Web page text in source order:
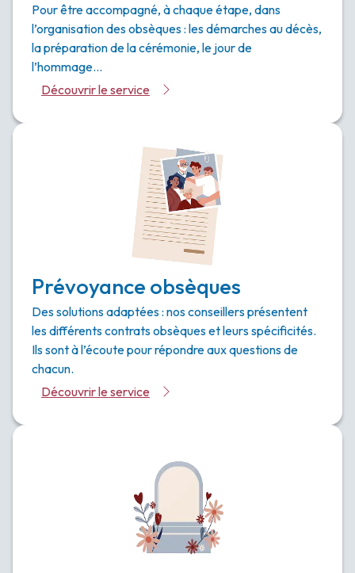
Pour être accompagné, à chaque étape, dans
l’organisation des obsèques : les démarches au décès,
la préparation de la cérémonie, le jour de
l’hommage…
Découvrir le service
Prévoyance obsèques
Des solutions adaptées : nos conseillers présentent
les différents contrats obsèques et leurs spécificités.
Ils sont à l’écoute pour répondre aux questions de
chacun.
Découvrir le service